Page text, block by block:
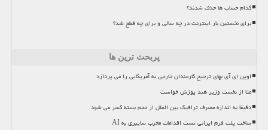
کدام حساب ها حذف شدند؟
برای نخستین بار اینترنت در چه سالی و برای چه قطع شد؟
پربحث ترین ها
اوپن ای آی بهای ترجیح کارمندان خارجی به آمریکایی را می پردازد
متا از نخست وزیر هند پوزش خواست
دقیقا به اندازه مصرف ترافیک بین الملل از حجم بسته کسر می شود
ساخت پلت فرم ایرانی تست اقدامات مخرب سایبری به AI